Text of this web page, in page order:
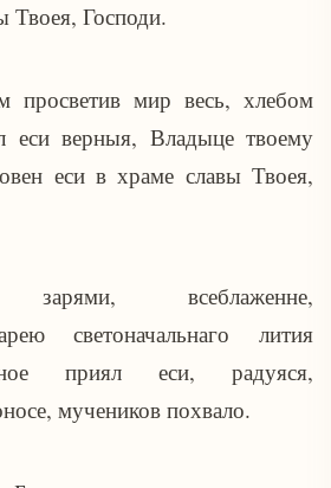
Господи.
просветив мир весь, хлебом
еси верныя, Владыце твоему
еси в храме славы Твоея,
зарями, всеблаженне,
светоначальнаго лития
приял еси, радуяся,
мучеников похвало.